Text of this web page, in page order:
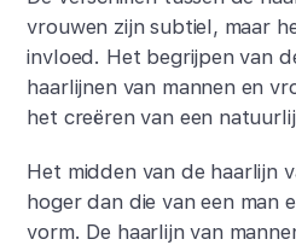
vrouwen zijn subtiel, maar
invloed. Het begrijpen van
haarlijnen van mannen en
het creëren van een
Het midden van de haarlijn
hoger dan die van een man
vorm. De haarlijn van